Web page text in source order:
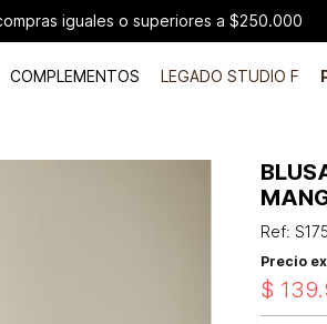
iguales o superiores a $250.000
COMPLEMENTOS LEGADO STUDIO F
Ref:
Precio
$ 139.